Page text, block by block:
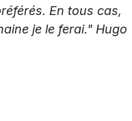
En tous cas,
je le ferai." Hugo